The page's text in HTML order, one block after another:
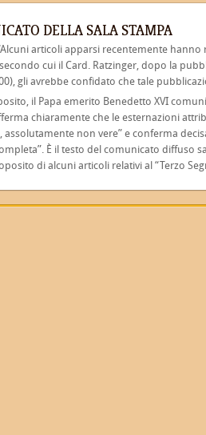
DELLA SALA STAMPA
articoli apparsi recentemente
cui il Card. Ratzinger, dopo la
gli avrebbe confidato che tale
il Papa emerito Benedetto XVI
chiaramente che le esternazioni
assolutamente non vere” e conferma
È il testo del comunicato diffuso
di alcuni articoli relativi al “Terzo